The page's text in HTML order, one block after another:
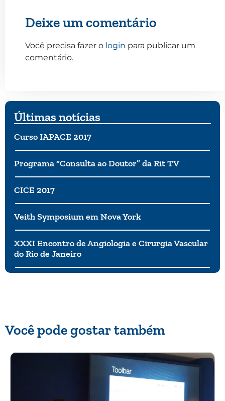
Deixe um comentário
Você precisa fazer o login para publicar um
comentário.
Últimas notícias
Curso IAPACE 2017
Programa “Consulta ao Doutor” da Rit TV
CICE 2017
Veith Symposium em Nova York
XXXI Encontro de Angiologia e Cirurgia Vascular
do Rio de Janeiro
Você pode gostar também